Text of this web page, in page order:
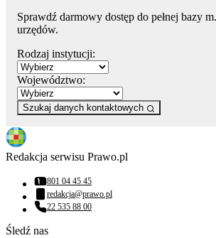
Sprawdź darmowy dostęp do pełnej bazy
urzędów.
Rodzaj instytucji:
Województwo:
Szukaj danych kontaktowych
Redakcja serwisu Prawo.pl
Numer telefonu:
801 04 45 45
Adres email:
redakcja@prawo.pl
Numer telefonu:
22 535 88 00
Śledź nas